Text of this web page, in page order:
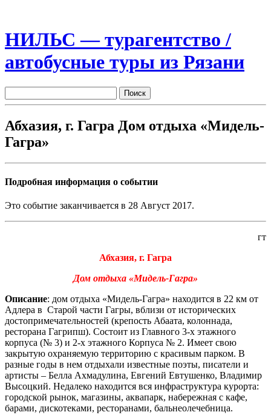
НИЛЬС — турагентство /
автобусные туры из Рязани
Абхазия, г. Гагра Дом отдыха «Мидель-
Гагра»
Подробная информация о событии
Это событие заканчивается в 28 Август 2017.
гт
Абхазия, г. Гагра
Дом отдыха «Мидель-Гагра»
Описание: дом отдыха «Мидель-Гагра» находится в 22 км от
Адлера в Старой части Гагры, вблизи от исторических
достопримечательностей (крепость Абаата, колоннада,
ресторана Гагрипш). Состоит из Главного 3-х этажного
корпуса (№ 3) и 2-х этажного Корпуса № 2. Имеет свою
закрытую охраняемую территорию с красивым парком. В
разные годы в нем отдыхали известные поэты, писатели и
артисты – Белла Ахмадулина, Евгений Евтушенко, Владимир
Высоцкий. Недалеко находится вся инфраструктура курорта:
городской рынок, магазины, аквапарк, набережная с кафе,
барами, дискотеками, ресторанами, бальнеолечебница.